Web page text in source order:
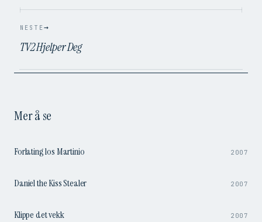
NESTE→
TV2 Hjelper Deg
Mer å se
Forlating los Martinio 2007
1:27
Daniel the Kiss Stealer 2007
1:49
Klippe det vekk 2007